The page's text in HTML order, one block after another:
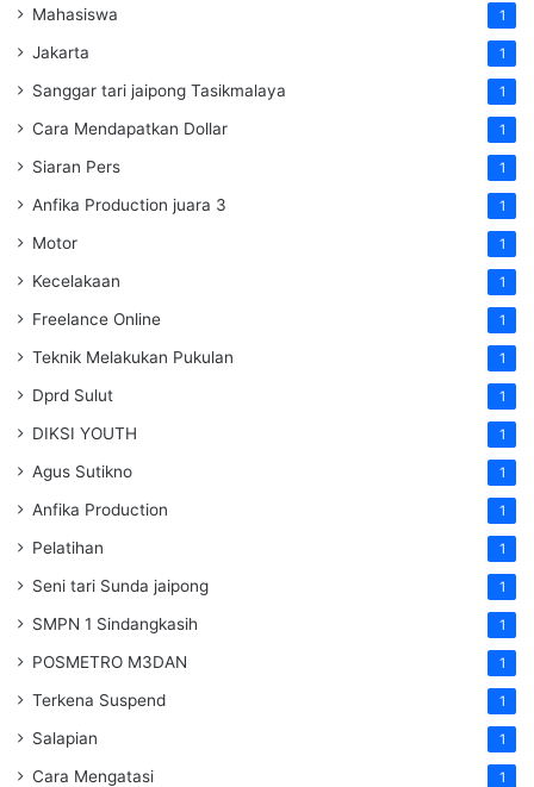
Mahasiswa 1
Jakarta 1
Sanggar tari jaipong Tasikmalaya 1
Cara Mendapatkan Dollar 1
Siaran Pers 1
Anfika Production juara 3 1
Motor 1
Kecelakaan 1
Freelance Online 1
Teknik Melakukan Pukulan 1
Dprd Sulut 1
DIKSI YOUTH 1
Agus Sutikno 1
Anfika Production 1
Pelatihan 1
Seni tari Sunda jaipong 1
SMPN 1 Sindangkasih 1
POSMETRO M3DAN 1
Terkena Suspend 1
Salapian 1
Cara Mengatasi 1